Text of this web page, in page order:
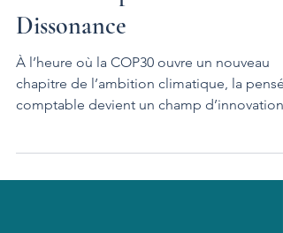
la série de podcasts
Dissonance
À l’heure où la COP30 ouvre un nouveau
chapitre de l’ambition climatique, la
de rupture. Oui, la comptabilité. Cet outil si
souvent perçu comme neutre, technique, «